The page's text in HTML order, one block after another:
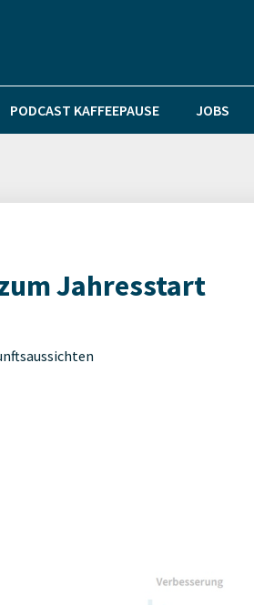
PODCAST KAFFEEPAUSE JOBS
Jahresstart